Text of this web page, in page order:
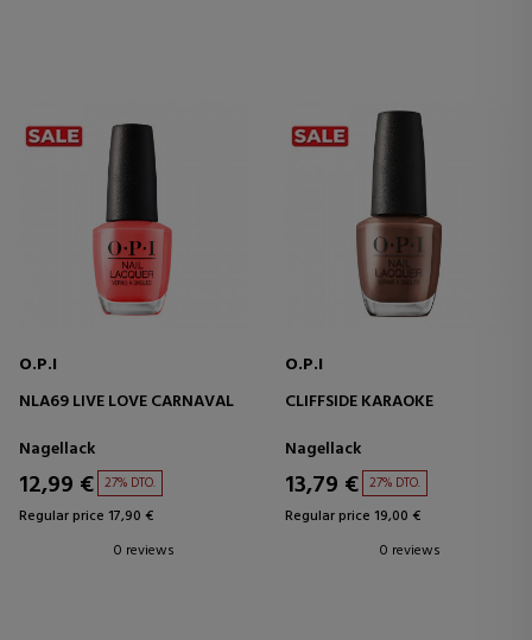
O.P.I
NLA69 LIVE LOVE CARNAVAL
Nagellack
12,99 € 27% DTO.
Regular price 17,90 €
0 reviews
O.P.I
CLIFFSIDE KARAOKE
Nagellack
13,79 € 27% DTO.
Regular price 19,00 €
0 reviews